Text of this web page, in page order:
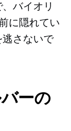
バイオリ
に隠れてい
逃さないで
ーの